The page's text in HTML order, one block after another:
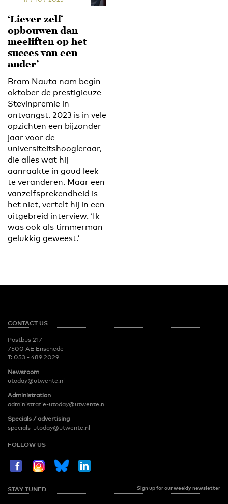
‘Liever zelf
opbouwen dan
meeliften op het
succes van een
ander’
Bram Nauta nam begin
oktober de prestigieuze
Stevinpremie in
ontvangst. 2023 is in vele
opzichten een bijzonder
jaar voor de
universiteitshoogleraar,
die alles wat hij
aanraakte in goud leek
te veranderen. Maar een
vanzelfsprekendheid is
het niet, vertelt hij in een
uitgebreid interview. ‘Ik
was ook als timmerman
gelukkig geweest.’
CONTACT US
Postbus 217
7500 AE Enschede
T: 053 - 489 2029
Newsroom
utoday@utwente.nl
Administration
administratie-utoday@utwente.nl
Specials / advertising
specials-utoday@utwente.nl
FOLLOW US
STAY TUNED Sign up for our weekly newsletter